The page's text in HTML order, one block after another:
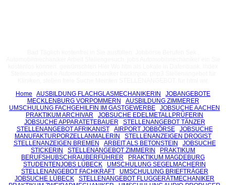
Home
AUSBILDUNG FLACHGLASMECHANIKERIN
JOBANGEBOTE
MECKLENBURG VORPOMMERN
AUSBILDUNG ZIMMERER
UMSCHULUNG FACHGEHILFIN IM GASTGEWERBE
JOBSUCHE AACHEN
PRAKTIKUM ARCHIVAR
JOBSUCHE EDELMETALLPRÜFERIN
JOBSUCHE APPARATETEBAUER
STELLENANGEBOT TÄNZER
STELLENANGEBOT AFRIKANIST
AIRPORT JOBBÖRSE
JOBSUCHE
MANUFAKTURPORZELLANMALERIN
STELLENANZEIGEN DROGIST
STELLENANZEIGEN BREMEN
ARBEIT ALS BETONSTEIN
JOBSUCHE
STICKERIN
STELLENANGEBOT ZIMMERIN
PRAKTIKUM
BERUFSHUBSCHRAUBERFÜHRER
PRAKTIKUM MAGDEBURG
STUDENTENJOBS LÜBECK
UMSCHULUNG SEGELMACHERIN
STELLENANGEBOT FACHKRAFT
UMSCHULUNG BRIEFTRÄGER
JOBSUCHE LÜBECK
STELLENANGEBOT FLUGGERÄTMECHANIKER